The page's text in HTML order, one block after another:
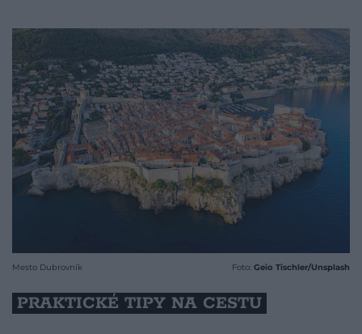
Mesto Dubrovník Foto: Geio Tischler/Unsplash
PRAKTICKÉ TIPY NA CESTU